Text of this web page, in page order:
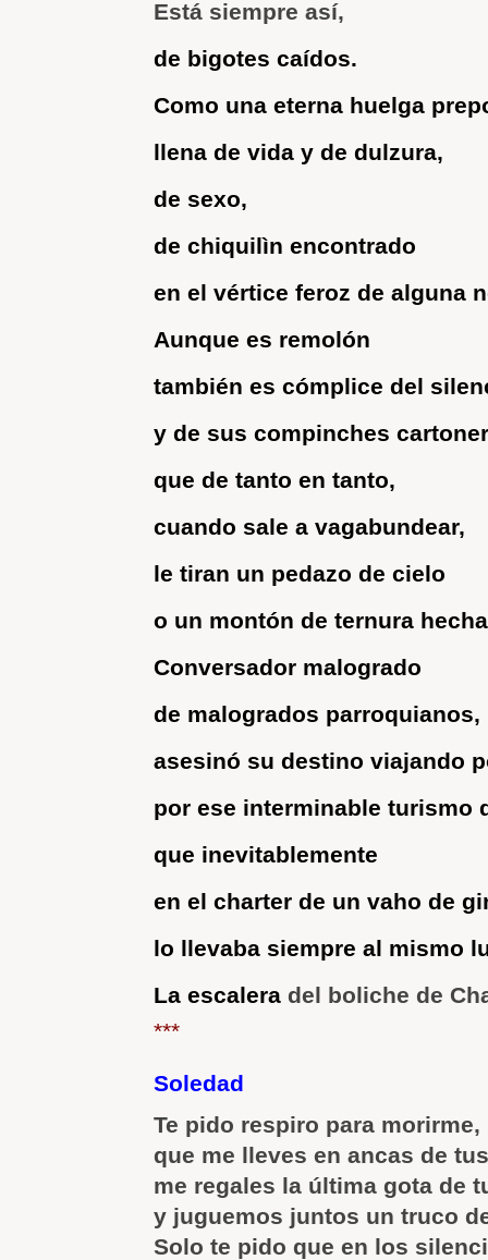
Está siempre así,
de bigotes caídos.
Como una eterna huelga
llena de vida y de dulzura,
de sexo,
de chiquilìn encontrado
en el vértice feroz de alguna
Aunque es remolón
también es cómplice del
y de sus compinches
que de tanto en tanto,
cuando sale a vagabundear,
le tiran un pedazo de cielo
o un montón de ternura
Conversador malogrado
de malogrados parroquianos,
asesinó su destino viajando
por ese interminable turismo
que inevitablemente
en el charter de un vaho de
lo llevaba siempre al mismo
La escalera del boliche de
***
Soledad
Te pido respiro para morirme,
que me lleves en ancas de
me regales la última gota de
y juguemos juntos un truco
Solo te pido que en los